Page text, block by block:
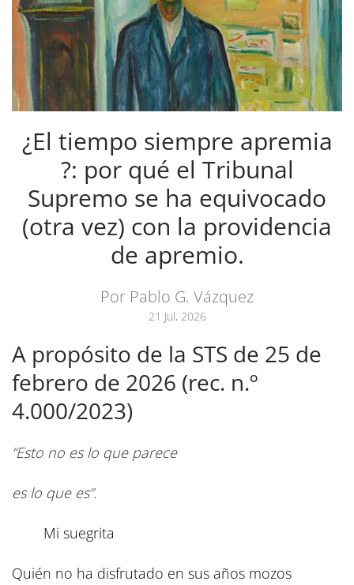
¿El tiempo siempre apremia
?: por qué el Tribunal
Supremo se ha equivocado
(otra vez) con la providencia
de apremio.
Por Pablo G. Vázquez
21 Jul, 2026
A propósito de la STS de 25 de
febrero de 2026 (rec. n.º
4.000/2023)
“Esto no es lo que parece
es lo que es”.
Mi suegrita
Quién no ha disfrutado en sus años mozos